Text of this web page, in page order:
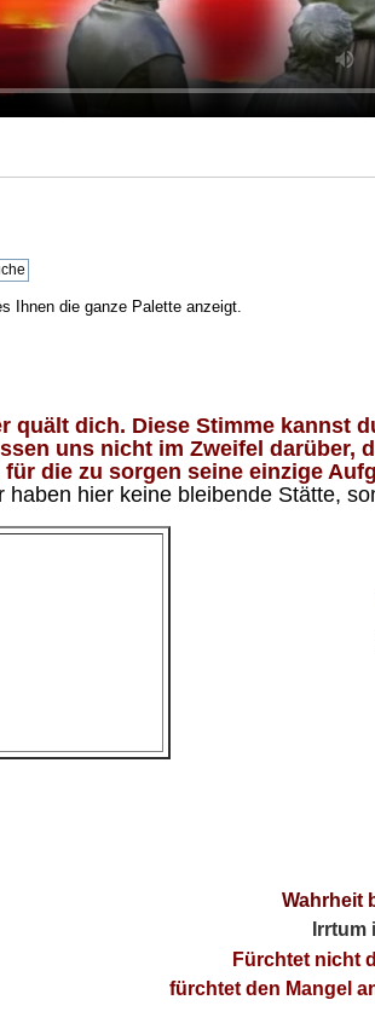
Ihnen die ganze Palette anzeigt.
quält dich. Diese Stimme kannst
uns nicht im Zweifel darüber,
die zu sorgen seine einzige
hier keine bleibende Stätte,
Wahrheit
Fürchtet nicht
fürchtet den Mangel